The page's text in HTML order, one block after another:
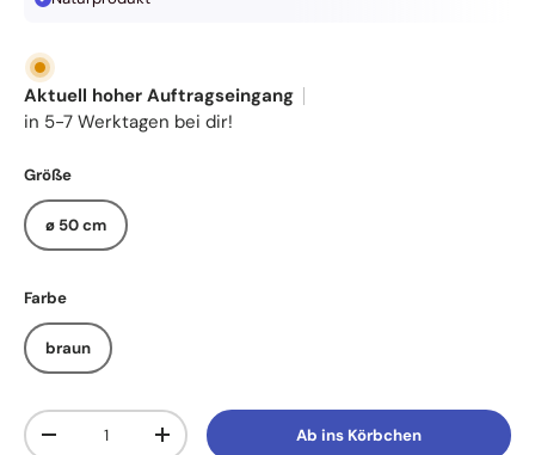
Aktuell hoher Auftragseingang
in 5-7 Werktagen bei dir!
Größe
ø 50 cm
Farbe
braun
Anzahl
Menge verringernMenge erhöhen Ab ins Körbchen